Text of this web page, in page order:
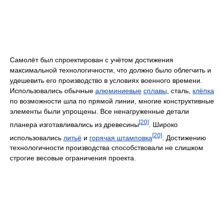
Самолёт был спроектирован с учётом достижения
максимальной технологичности, что должно было облегчить и
удешевить его производство в условиях военного времени.
Использовались обычные алюминиевые сплавы , сталь, клёпка
по возможности шла по прямой линии, многие конструктивные
элементы были упрощены. Все ненагруженные детали
планера изготавливались из древесины[20]
. Широко
использовались литьё и горячая штамповка[20]
. Достижению
технологичности производства способствовали не слишком
строгие весовые ограничения проекта.